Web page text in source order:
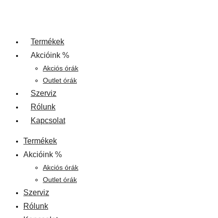
Termékek
Akcióink %
Akciós órák
Outlet órák
Szerviz
Rólunk
Kapcsolat
Termékek
Akcióink %
Akciós órák
Outlet órák
Szerviz
Rólunk